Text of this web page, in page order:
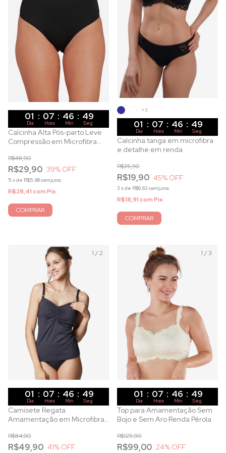
01 : 07 : 46 : 47
Dia Hora Min Seg
Calcinha Alta Pós-parto Leve
Compressão em Microfibra
R$29,90
R$48,90
39% OFF
5 xde R$5,98sem juros
R$28,41comPix
COMPRAR
01 : 07 : 46 : 47
Dia Hora Min Seg
Calcinha tanga em microfibra
e detalhe em renda
R$19,90
R$35,90
45% OFF
3 xde R$6,63 sem juros
R$18,91comPix
+3
COMPRAR
1 /2
01 : 07 : 46 : 47
Dia Hora Min Seg
Camisete Regata
Amamentação em Microfibra
R$49,90
R$84,90
41% OFF
1 /3
01 : 07 : 46 : 47
Dia Hora Min Seg
Top para Amamentação Sem
Bojo e Sem Aro Renda Pérola
R$99,00
R$129,90
24% OFF